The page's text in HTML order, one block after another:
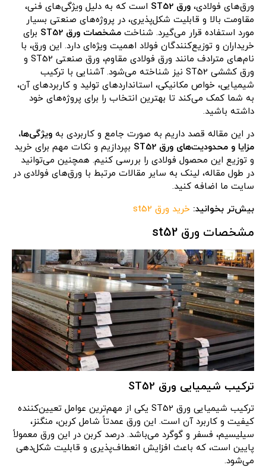
ورق‌های فولادی، ورق ST52
است که به دلیل ویژگی‌های فنی،
مقاومت بالا و قابلیت شکل‌پذیری، در پروژه‌های صنعتی بسیار
مورد استفاده قرار می‌گیرد. شناخت مشخصات ورق ST52
برای
خریداران و توزیع‌کنندگان فولاد اهمیت ویژه‌ای دارد. این ورق، با
نام‌های مترادف مانند ورق فولادی مقاوم، ورق صنعتی ST52 و
ورق کششی ST52 نیز شناخته می‌شود. آشنایی با ترکیب
شیمیایی، خواص مکانیکی، استانداردهای تولید و کاربردهای آن،
به شما کمک می‌کند تا بهترین انتخاب را برای پروژه‌های خود
داشته باشید.
در این مقاله قصد داریم به صورت جامع و کاربردی به ویژگی‌ها،
مزایا و محدودیت‌های ورق ST52
بپردازیم و نکات مهم برای خرید
و توزیع این محصول فولادی را بررسی کنیم. همچنین می‌توانید
در طول مقاله، لینک به سایر مقالات مرتبط با ورق‌های فولادی در
سایت ما اضافه کنید.
بیش‌تر بخوانید: خرید ورق st52
مشخصات ورق st52
ترکیب شیمیایی ورق ST52
ترکیب شیمیایی ورق ST52 یکی از مهم‌ترین عوامل تعیین‌کننده
کیفیت و کاربرد آن است. این ورق عمدتاً شامل کربن، منگنز،
سیلیسیم، فسفر و گوگرد می‌باشد. درصد کربن در این ورق معمولاً
پایین است، که باعث افزایش انعطاف‌پذیری و قابلیت شکل‌دهی
می‌شود.